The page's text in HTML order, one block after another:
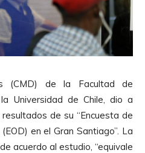
(CMD) de la Facultad de
Universidad de Chile, dio a
de su “Encuesta de
en el Gran Santiago”. La
acuerdo al estudio, “equivale